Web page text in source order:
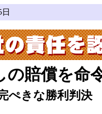
の賠償を命
ぺきな勝利判決